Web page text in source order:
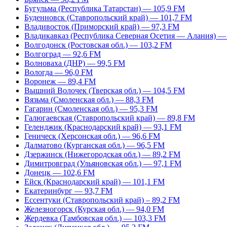
Бугульма (Республика Татарстан) — 105,9 FM
Буденновск (Ставропольский край) — 101,7 FM
Владивосток (Приморский край) — 97,3 FM
Владикавказ (Республика Северная Осетия — Алания)
Волгодонск (Ростовская обл.) — 103,2 FM
Волгоград — 92,6 FM
Волноваха (ДНР) — 99,5 FM
Вологда — 96,0 FM
Воронеж — 89,4 FM
Вышний Волочек (Тверская обл.) — 104,5 FM
Вязьма (Смоленская обл.) — 88,3 FM
Гагарин (Смоленская обл.) — 95,3 FM
Галюгаевская (Ставропольский край) — 89,8 FM
Геленджик (Краснодарский край) — 93,1 FM
Геническ (Херсонская обл.) — 96,6 FM
Далматово (Курганская обл.) — 96,5 FM
Дзержинск (Нижегородская обл.) — 89,2 FM
Димитровград (Ульяновская обл.) — 97,1 FM
Донецк — 102,6 FM
Ейск (Краснодарский край) — 101,1 FM
Екатеринбург — 93,7 FM
Ессентуки (Ставропольский край) – 89,2 FM
Железногорск (Курская обл.) — 94,0 FM
Жердевка (Тамбовская обл.) — 103,3 FM